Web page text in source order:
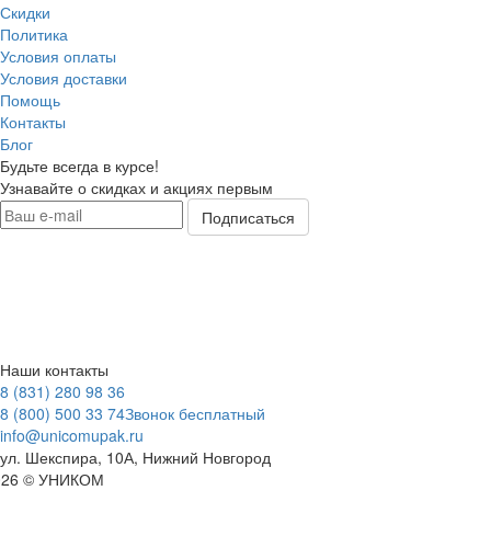
Скидки
Политика
Условия оплаты
Условия доставки
Помощь
Контакты
Блог
Будьте всегда в курсе!
Узнавайте о скидках и акциях первым
Наши контакты
8 (831) 280 98 36
8 (800) 500 33 74Звонок бесплатный
info@unicomupak.ru
ул. Шекспира, 10А, Нижний Новгород
© УНИКОМ